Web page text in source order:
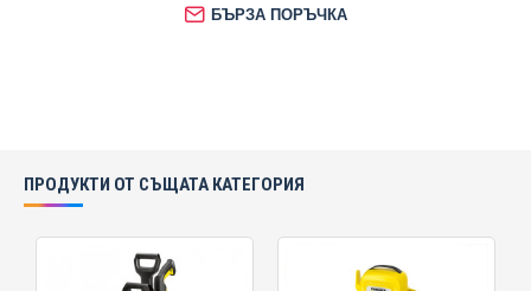
БЪРЗА ПОРЪЧКА
ПРОДУКТИ ОТ СЪЩАТА КАТЕГОРИЯ